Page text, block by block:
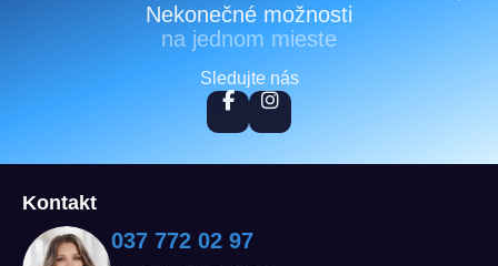
Nekonečné možnosti
na jednom mieste
Sledujte nás
Kontakt
037 772 02 97